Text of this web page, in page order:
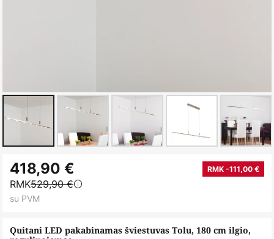
to
the
beginning
the
Quitani LED pakabinamas šviestuvas Tolu, 180 cm ilgio,
418,90 € RMK -111,00 €
RMK529,90 €
su PVM